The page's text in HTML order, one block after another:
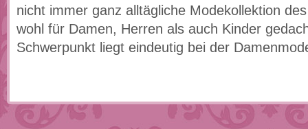
nicht immer ganz alltägliche Modekollektion
wohl für Damen, Herren als auch Kinder
Schwerpunkt liegt eindeutig bei der